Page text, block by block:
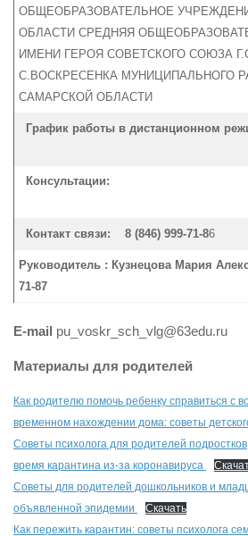
ОБЩЕОБРАЗОВАТЕЛЬНОЕ
ОБЛАСТИ СРЕДНЯЯ
ИМЕНИ ГЕРОЯ СОВЕТСКОГО СОЮЗА
С.ВОСКРЕСЕНКА МУНИЦИПАЛЬНОГО
САМАРСКОЙ ОБЛАСТИ
График работы в дистанционном
Консультации:
Контакт связи: 8 (846) 999-71-86
Руководитель : Кузнецова Мария
71-87
E-mail pu_voskr_sch_vlg@63edu.ru
Материалы для родителей
Как родителю помочь ребенку справиться с
временном нахождении дома: советы
Советы психолога для родителей
время карантина из-за коронавируса
Советы для родителей дошкольников и
объявленной эпидемии
Скачать
Как пережить карантин: советы психолога